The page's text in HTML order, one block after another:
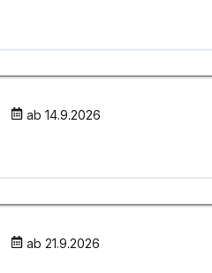
ab 14.9.2026
ab 21.9.2026